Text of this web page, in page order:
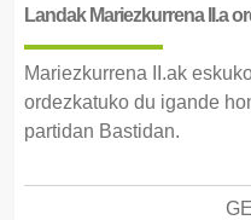
Landak Mariezkurrena II.a
Mariezkurrena II.ak
ordezkatuko du igande
partidan Bastidan.